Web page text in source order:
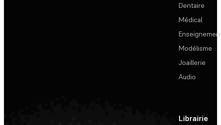
Dentaire
Médical
Modélisme
Joaillerie
Audio
Librairie